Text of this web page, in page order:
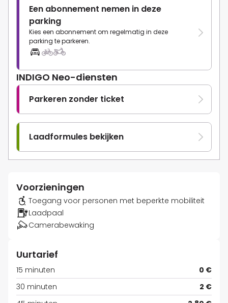
Een abonnement nemen in deze
parking
Kies een abonnement om regelmatig in deze
parking te parkeren.
INDIGO Neo-diensten
Parkeren zonder ticket
Laadformules bekijken
Voorzieningen
Toegang voor personen met beperkte mobiliteit
Laadpaal
Camerabewaking
Uurtarief
15 minuten
0 €
30 minuten
2 €